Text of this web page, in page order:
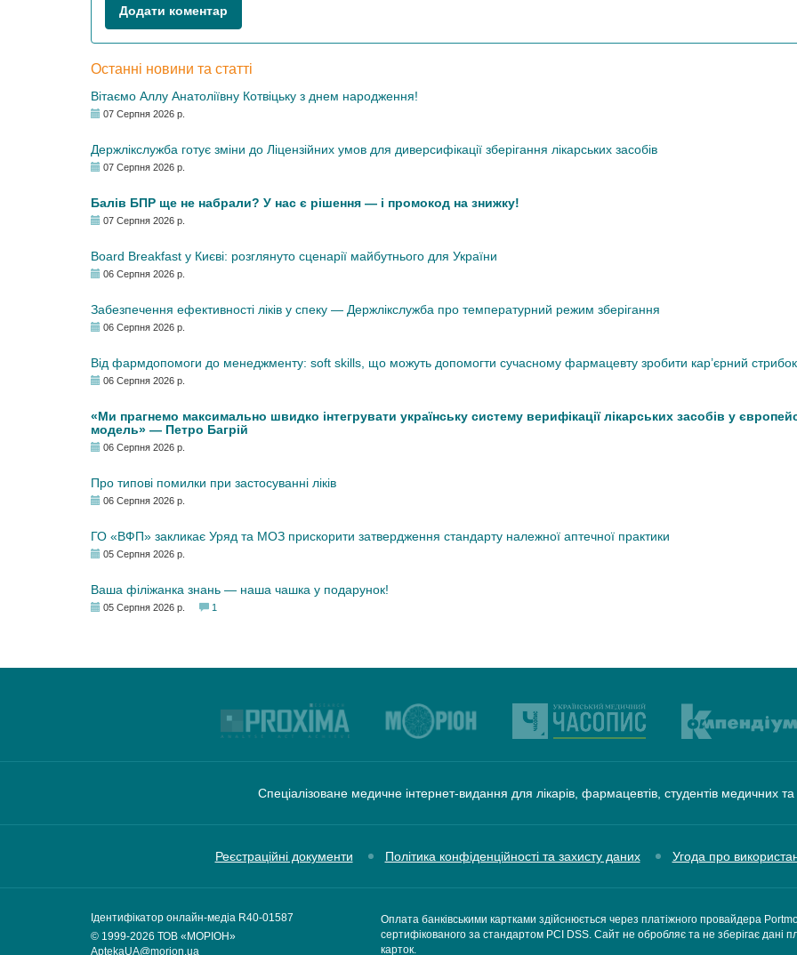
Додати коментар
Останні новини та статті
Вітаємо Аллу Анатоліївну Котвіцьку з днем народження!
07 Серпня 2026 р.
Держлікслужба готує зміни до Ліцензійних умов для диверсифікації зберігання лікарських засобів
07 Серпня 2026 р.
Балів БПР ще не набрали? У нас є рішення — і промокод на знижку!
07 Серпня 2026 р.
Board Breakfast у Києві: розглянуто сценарії майбутнього для України
06 Серпня 2026 р.
Забезпечення ефективності ліків у спеку — Держлікслужба про температурний режим зберігання
06 Серпня 2026 р.
Від фармдопомоги до менеджменту: soft skills, що можуть допомогти сучасному фармацевту зробити кар’єрний стрибок
06 Серпня 2026 р.
«Ми прагнемо максимально швидко інтегрувати українську систему верифікації лікарських засобів у
модель» — Петро Багрій
06 Серпня 2026 р.
Про типові помилки при застосуванні ліків
06 Серпня 2026 р.
ГО «ВФП» закликає Уряд та МОЗ прискорити затвердження стандарту належної аптечної практики
05 Серпня 2026 р.
Ваша філіжанка знань — наша чашка у подарунок!
05 Серпня 2026 р. 1
Спеціалізоване медичне інтернет-видання для лікарів, фармацевтів, студентів медичних
Реєстраційні документи Політика конфіденційності та захисту даних Угода про
Ідентифікатор онлайн-медіа R40-01587
© 1999-2026 ТОВ «МОРІОН»
AptekaUA@morion.ua
Оплата банківськими картками здійснюється через платіжного провайдера
сертифікованого за стандартом PCI DSS. Сайт не обробляє та не зберігає дані
карток.